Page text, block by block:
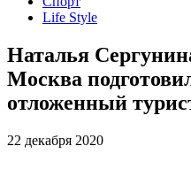
Life Style
Наталья
Москва
отложенный
22 декабря 2020